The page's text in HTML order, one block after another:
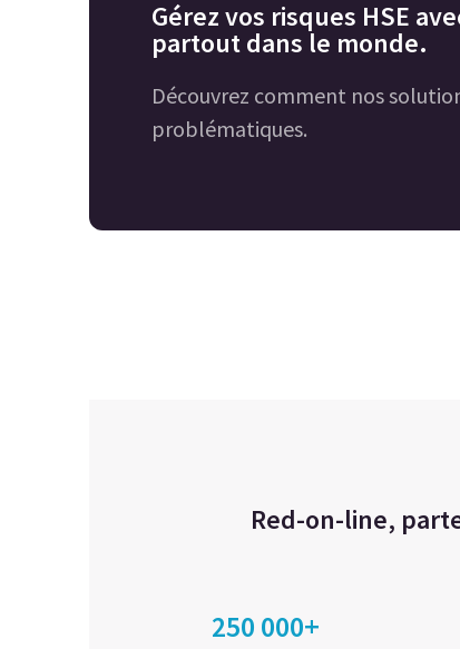
Gérez vos risques HSE
partout dans le monde.
Découvrez comment nos
problématiques.
Red-on-line,
250 000+